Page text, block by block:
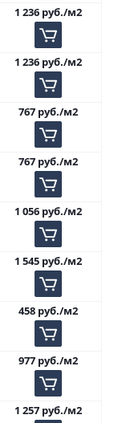
1 236 руб./м2
1 236 руб./м2
767 руб./м2
767 руб./м2
1 056 руб./м2
1 545 руб./м2
458 руб./м2
977 руб./м2
1 257 руб./м2